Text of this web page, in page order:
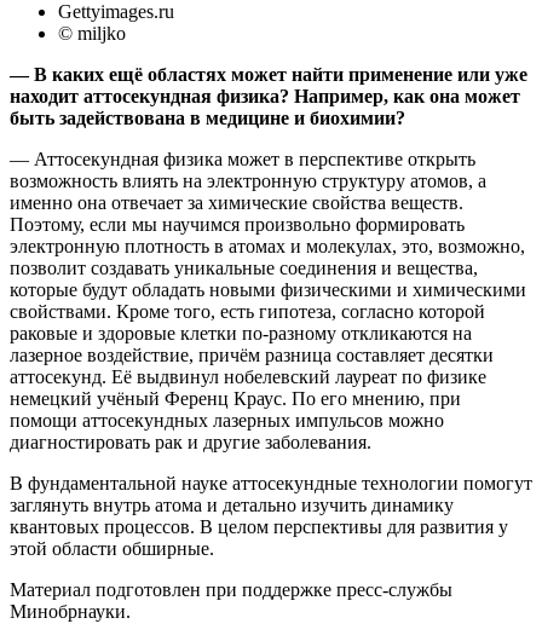
Gettyimages.ru
© miljko
— В каких ещё областях может найти применение или уже
находит аттосекундная физика? Например, как она может
быть задействована в медицине и биохимии?
— Аттосекундная физика может в перспективе открыть
возможность влиять на электронную структуру атомов, а
именно она отвечает за химические свойства веществ.
Поэтому, если мы научимся произвольно формировать
электронную плотность в атомах и молекулах, это, возможно,
позволит создавать уникальные соединения и вещества,
которые будут обладать новыми физическими и химическими
свойствами. Кроме того, есть гипотеза, согласно которой
раковые и здоровые клетки по-разному откликаются на
лазерное воздействие, причём разница составляет десятки
аттосекунд. Её выдвинул нобелевский лауреат по физике
немецкий учёный Ференц Краус. По его мнению, при
помощи аттосекундных лазерных импульсов можно
диагностировать рак и другие заболевания.
В фундаментальной науке аттосекундные технологии помогут
заглянуть внутрь атома и детально изучить динамику
квантовых процессов. В целом перспективы для развития у
этой области обширные.
Материал подготовлен при поддержке пресс-службы
Минобрнауки.